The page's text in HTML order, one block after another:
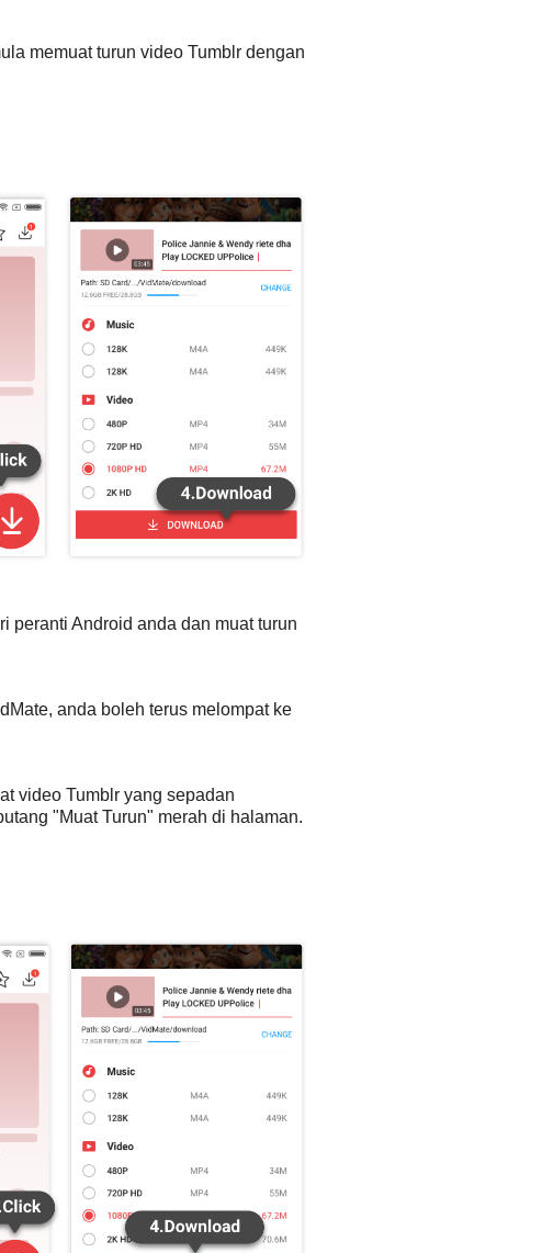
memuat turun video Tumblr dengan
peranti Android anda dan muat turun
anda boleh terus melompat ke
video Tumblr yang sepadan
"Muat Turun" merah di halaman.